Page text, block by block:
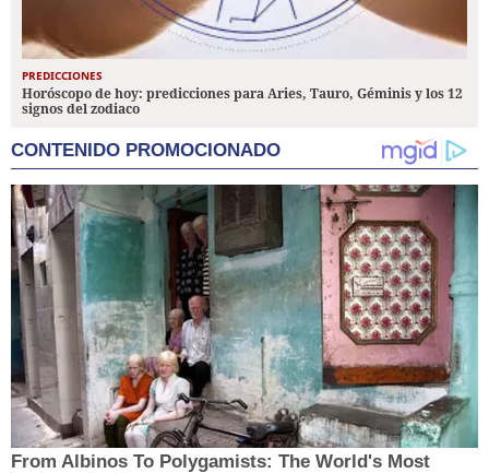
PREDICCIONES
Horóscopo de hoy: predicciones para Aries, Tauro, Géminis y los 12
signos del zodiaco
CONTENIDO PROMOCIONADO
From Albinos To Polygamists: The World's Most